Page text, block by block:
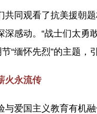
观看了抗美援朝题
感动。“战士们太
“缅怀先烈”的主题，
火永流传
国主义教育有机融